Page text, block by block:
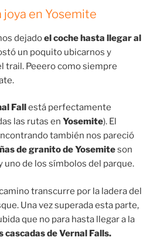
joya en Yosemite
dejadoel coche hasta llegar al
un poquito ubicarnos y
trail. Peeero como siempre
Fallestá perfectamente
las rutas en Yosemite). El
también nos pareció
de granito de Yosemiteson
uno de los símbolos del parque.
transcurre por la ladera del
Una vez superada esta parte,
que no para hasta llegar a la
de Vernal Falls.